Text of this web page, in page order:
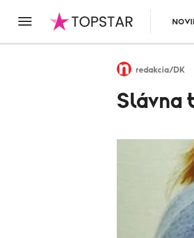
redakcia/DK
Slávna